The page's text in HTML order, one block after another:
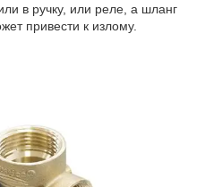
в ручку, или реле, а шланг
привести к излому.